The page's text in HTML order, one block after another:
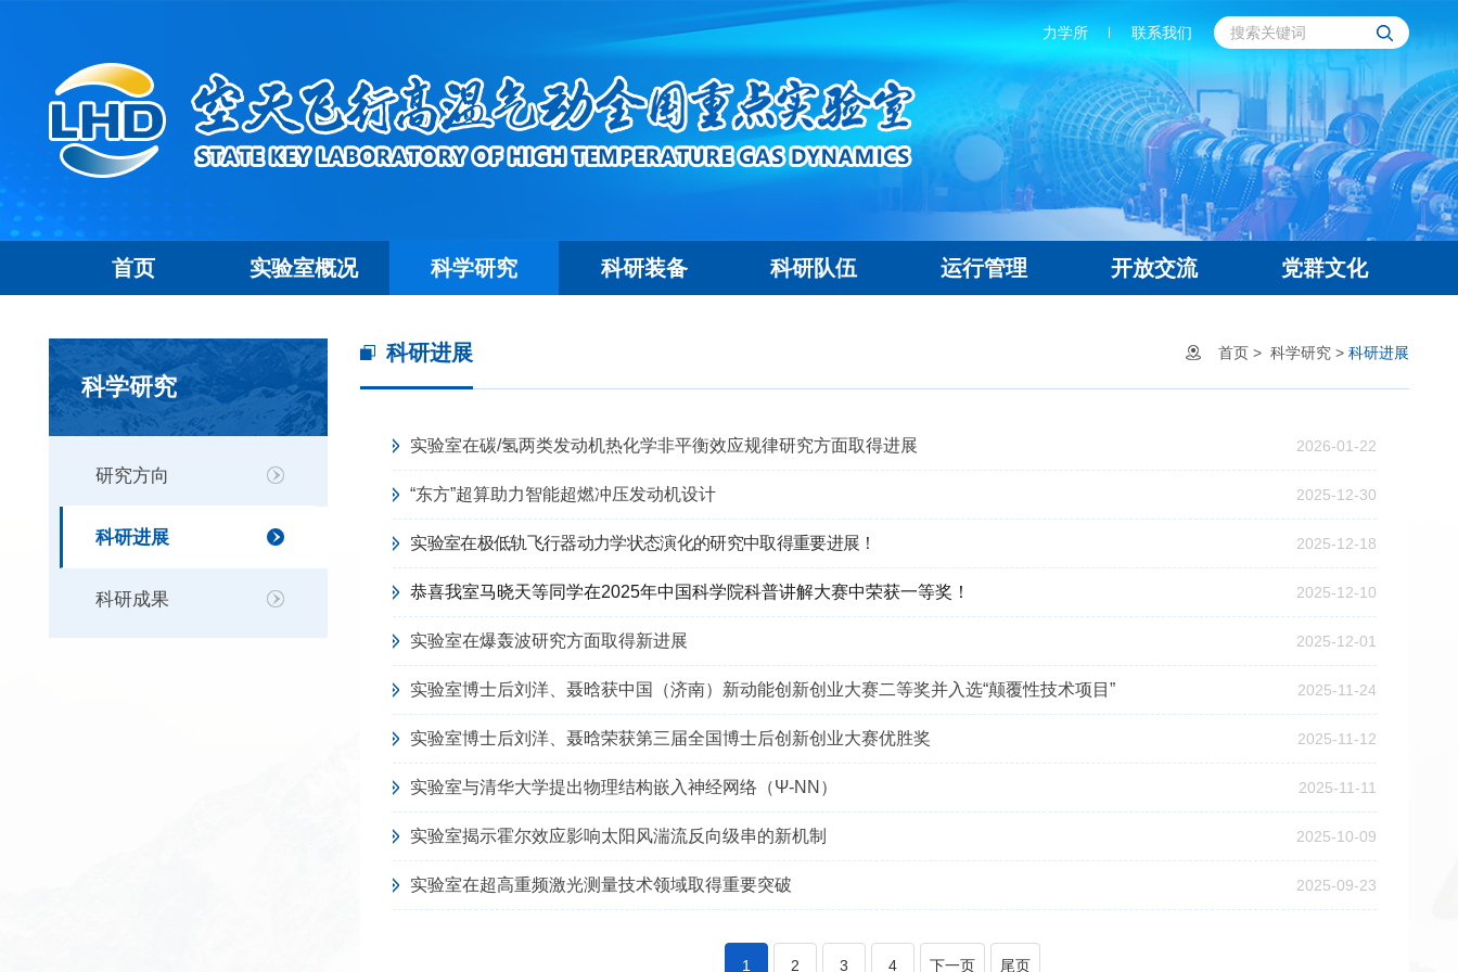
力学所 联系我们
首页 实验室概况 科学研究 科研装备 科研队伍 运行管理 开放交流 党群文化
科学研究
研究方向
科研进展
科研成果
科研进展 首页> 科学研究> 科研进展
实验室在碳/氢两类发动机热化学非平衡效应规律研究方面取得进展 2026-01-22
“东方”超算助力智能超燃冲压发动机设计 2025-12-30
实验室在极低轨飞行器动力学状态演化的研究中取得重要进展！ 2025-12-18
恭喜我室马晓天等同学在2025年中国科学院科普讲解大赛中荣获一等奖！ 2025-12-10
实验室在爆轰波研究方面取得新进展 2025-12-01
实验室博士后刘洋、聂晗获中国（济南）新动能创新创业大赛二等奖并入选“颠覆性技术项目” 2025-11-24
实验室博士后刘洋、聂晗荣获第三届全国博士后创新创业大赛优胜奖 2025-11-12
实验室与清华大学提出物理结构嵌入神经网络（Ψ-NN） 2025-11-11
实验室揭示霍尔效应影响太阳风湍流反向级串的新机制 2025-10-09
实验室在超高重频激光测量技术领域取得重要突破 2025-09-23
1 2 3 4 下一页 尾页